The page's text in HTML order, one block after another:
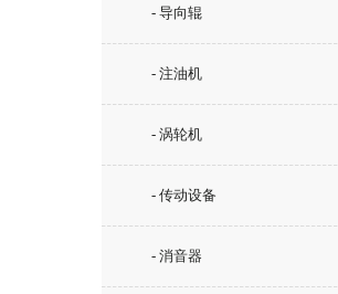
- 导向辊
- 注油机
- 涡轮机
- 传动设备
- 消音器